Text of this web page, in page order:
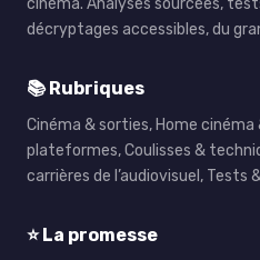
décryptages accessibles, du
📚 Rubriques
Cinéma & sorties, Home
plateformes, Coulisses &
carrières de l’audiovisuel, Tests
⭐ La promesse